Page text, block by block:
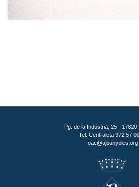
Pg. de la Indústria, 25 - 17820
Tel. Centraleta 972 57
oac@ajbanyoles.org